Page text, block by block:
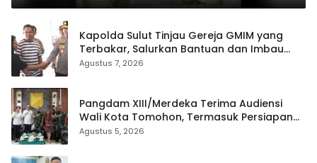
Kapolda Sulut Tinjau Gereja GMIM yang
Terbakar, Salurkan Bantuan dan Imbau
Waspada Musim Kemarau
Agustus 7, 2026
Pangdam XIII/Merdeka Terima Audiensi
Wali Kota Tomohon, Termasuk Persiapan
TIFF
Agustus 5, 2026